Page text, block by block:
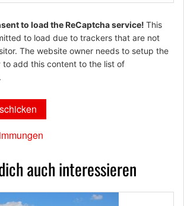
to load the ReCaptcha service! This
to load due to trackers that are not
The website owner needs to setup the
to add this content to the list of
auch interessieren